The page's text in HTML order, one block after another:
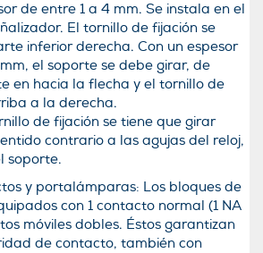
de entre 1 a 4 mm. Se instala en el
El tornillo de fijación se
inferior derecha. Con un espesor
el soporte se debe girar, de
en hacia la flecha y el tornillo de
a la derecha.
de fijación se tiene que girar
contrario a las agujas del reloj,
soporte.
y portalámparas: Los bloques de
con 1 contacto normal (1 NA
móviles dobles. Éstos garantizan
de contacto, también con